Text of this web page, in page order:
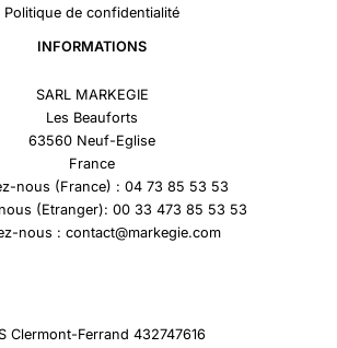
Politique de confidentialité
INFORMATIONS
SARL MARKEGIE
Les Beauforts
63560 Neuf-Eglise
France
nous (France) : 04 73 85 53 53
(Etranger): 00 33 473 85 53 53
nous : contact@markegie.com
Clermont-Ferrand 432747616